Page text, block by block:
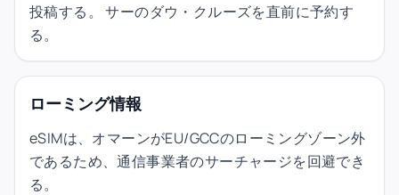
投稿する。 サーのダウ・クルーズを直前に予約す
る。
ローミング情報
eSIMは、オマーンがEU/GCCのローミングゾーン外
であるため、通信事業者のサーチャージを回避でき
る。